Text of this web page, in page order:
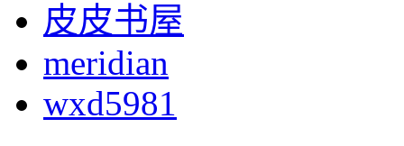
皮皮书屋
meridian
wxd5981